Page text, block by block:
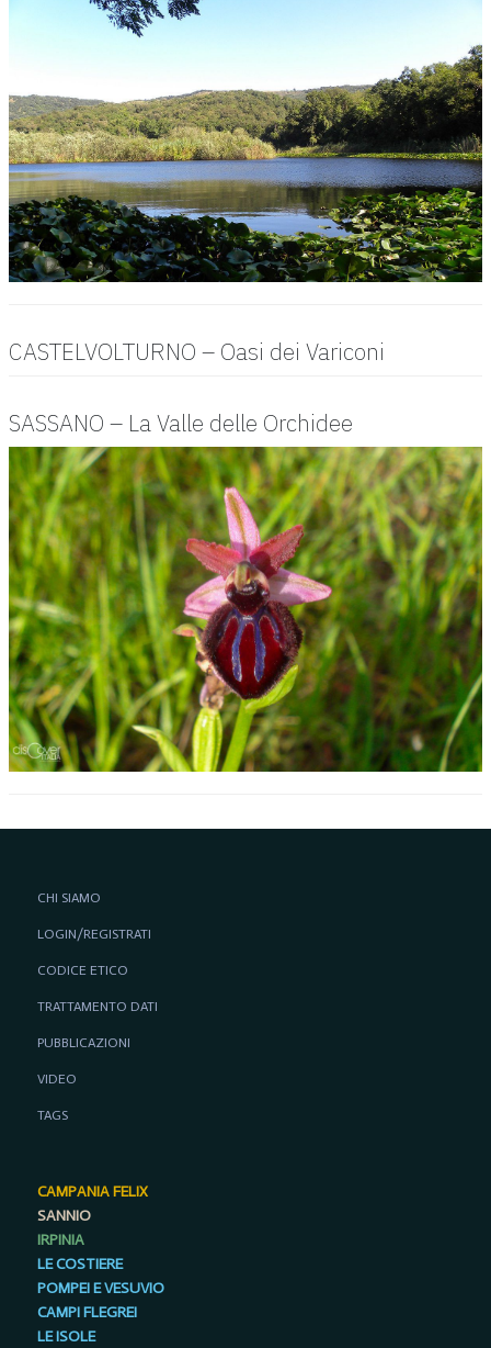
CASTELVOLTURNO – Oasi dei Variconi
SASSANO – La Valle delle Orchidee
CHI SIAMO
LOGIN/REGISTRATI
CODICE ETICO
TRATTAMENTO DATI
PUBBLICAZIONI
VIDEO
TAGS
CAMPANIA FELIX
SANNIO
IRPINIA
LE COSTIERE
POMPEI E VESUVIO
CAMPI FLEGREI
LE ISOLE